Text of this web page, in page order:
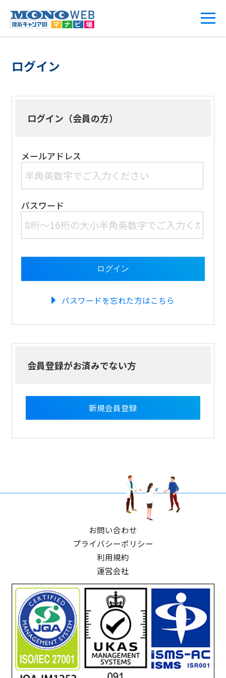
ログイン
ログイン（会員の方）
メールアドレス
パスワード
パスワードを忘れた方はこちら
会員登録がお済みでない方
新規会員登録
お問い合わせ
プライバシーポリシー
利用規約
運営会社